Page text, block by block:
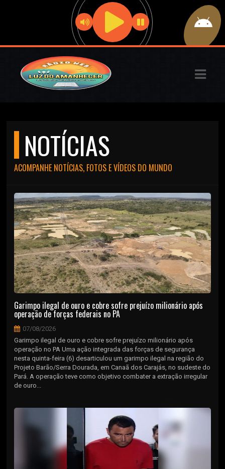
NOTÍCIAS
ACOMPANHE NOTÍCIAS, FOTOS E VÍDEOS DO MUNDO
Garimpo ilegal de ouro e cobre sofre prejuízo milionário após
operação de forças federais no PA
07/08/2026
Garimpo ilegal de ouro e cobre sofre prejuízo milionário após
operação no PA Uma ação integrada das forças de segurança
nesta quinta-feira (6) desarticulou um garimpo ilegal na região do
Projeto Barão/Serra Dourada, em Canaã dos Carajás, no sudeste do
Pará. A operação teve como objetivo combater a extração irregular
de ouro...